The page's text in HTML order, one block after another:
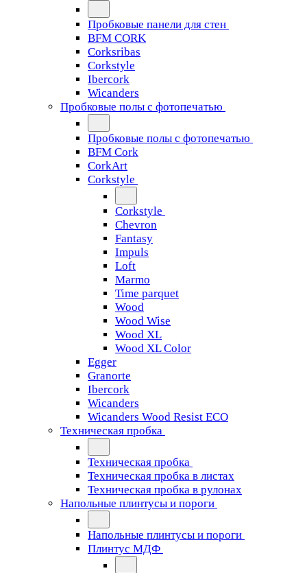
Пробковые панели для стен
BFM CORK
Corksribas
Corkstyle
Ibercork
Wicanders
Пробковые полы с фотопечатью
Пробковые полы с фотопечатью
BFM Cork
CorkArt
Corkstyle
Corkstyle
Chevron
Fantasy
Impuls
Loft
Marmo
Time parquet
Wood
Wood Wise
Wood XL
Wood XL Color
Egger
Granorte
Ibercork
Wicanders
Wicanders Wood Resist ECO
Техническая пробка
Техническая пробка
Техническая пробка в листах
Техническая пробка в рулонах
Напольные плинтусы и пороги
Напольные плинтусы и пороги
Плинтус МДФ